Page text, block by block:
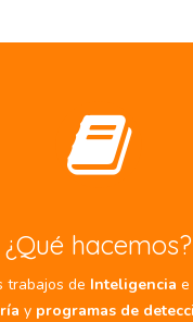
¿Qué hacemos?
trabajos de Inteligencia e
y programas de